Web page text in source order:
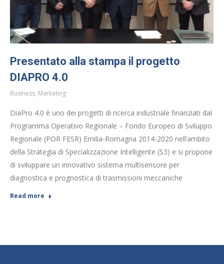
Presentato alla stampa il progetto
DIAPRO 4.0
Business, Marketing
DiaPro 4.0 è uno dei progetti di ricerca industriale finanziati dal
Programma Operativo Regionale – Fondo Europeo di Sviluppo
Regionale (POR FESR) Emilia-Romagna 2014-2020 nell’ambito
della Strategia di Specializzazione Intelligente (S3) e si propone
di sviluppare un innovativo sistema multisensore per
diagnostica e prognostica di trasmissioni meccaniche
Read more